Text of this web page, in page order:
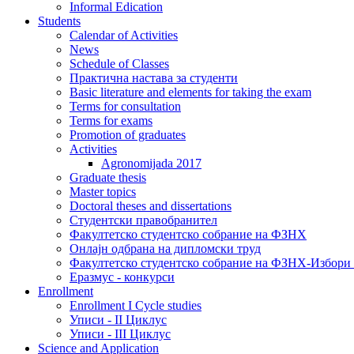
Informal Edication
Students
Calendar of Activities
News
Schedule of Classes
Практична настава за студенти
Basic literature and elements for taking the exam
Terms for consultation
Terms for exams
Promotion of graduates
Activities
Agronomijada 2017
Graduate thesis
Master topics
Doctoral theses and dissertations
Студентски правобранител
Факултетско студентско собрание на ФЗНХ
Онлајн одбрана на дипломски труд
Факултетско студентско собрание на ФЗНХ-
Еразмус - конкурси
Enrollment
Enrollment I Cycle studies
Уписи - II Циклус
Уписи - III Циклус
Science and Application